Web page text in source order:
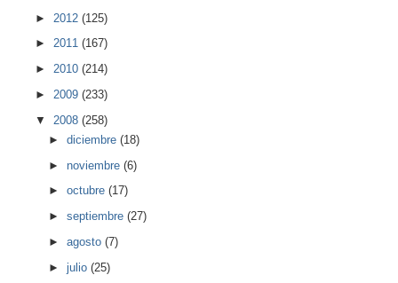
► 2012 (125)
► 2011 (167)
► 2010 (214)
► 2009 (233)
▼ 2008 (258)
►diciembre(18)
►noviembre(6)
►octubre(17)
►septiembre(27)
►agosto(7)
►julio(25)